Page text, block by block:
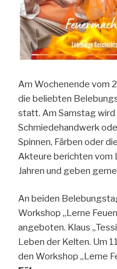
Am Wochenende vom
die beliebten
statt. Am Samstag
Schmiedehandwerk
Spinnen, Färben oder
Akteure berichten vom
Jahren und geben
An beiden
Workshop „Lerne
angeboten. Klaus
Leben der Kelten. Um
den Workshop „Lerne